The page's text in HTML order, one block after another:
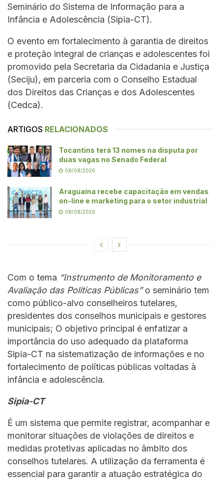
Seminário do Sistema de Informação para a
Infância e Adolescência (Sipia-CT).
O evento em fortalecimento à garantia de direitos
e proteção integral de crianças e adolescentes foi
promovido pela Secretaria da Cidadania e Justiça
(Seciju), em parceria com o Conselho Estadual
dos Direitos das Crianças e dos Adolescentes
(Cedca).
ARTIGOS RELACIONADOS
Tocantins terá 13 nomes na disputa por
duas vagas no Senado Federal
08/08/2026
Araguaína recebe capacitação em vendas
on-line e marketing para o setor industrial
08/08/2026
Com o tema “Instrumento de Monitoramento e
Avaliação das Políticas Públicas”o seminário tem
como público-alvo conselheiros tutelares,
presidentes dos conselhos municipais e gestores
municipais; O objetivo principal é enfatizar a
importância do uso adequado da plataforma
Sipia-CT na sistematização de informações e no
fortalecimento de políticas públicas voltadas à
infância e adolescência.
Sipia-CT
É um sistema que permite registrar, acompanhar e
monitorar situações de violações de direitos e
medidas protetivas aplicadas no âmbito dos
conselhos tutelares. A utilização da ferramenta é
essencial para garantir a atuação estratégica do